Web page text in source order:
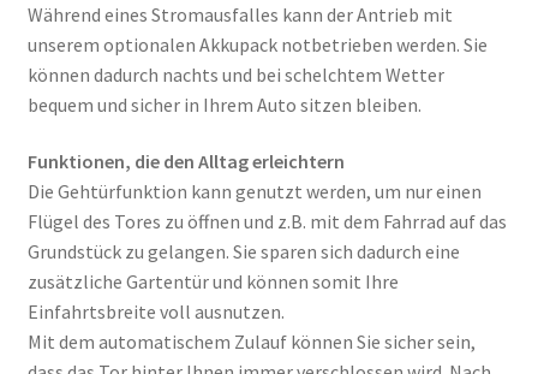
Während eines Stromausfalles kann der Antrieb mit
unserem optionalen Akkupack notbetrieben werden. Sie
können dadurch nachts und bei schelchtem Wetter
bequem und sicher in Ihrem Auto sitzen bleiben.
Funktionen, die den Alltag erleichtern
Die Gehtürfunktion kann genutzt werden, um nur einen
Flügel des Tores zu öffnen und z.B. mit dem Fahrrad auf das
Grundstück zu gelangen. Sie sparen sich dadurch eine
zusätzliche Gartentür und können somit Ihre
Einfahrtsbreite voll ausnutzen.
Mit dem automatischem Zulauf können Sie sicher sein,